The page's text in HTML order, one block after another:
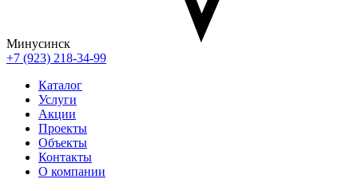
Минусинск
+7 (923) 218-34-99
Каталог
Услуги
Акции
Проекты
Объекты
Контакты
О компании